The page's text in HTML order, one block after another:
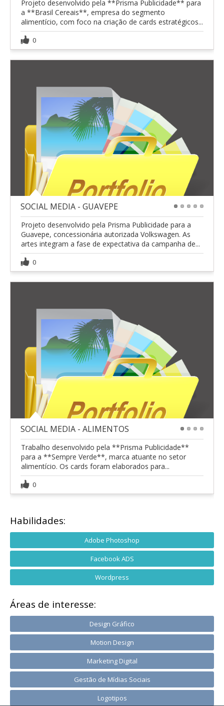
Projeto desenvolvido pela **Prisma Publicidade** para
a **Brasil Cereais**, empresa do segmento
alimentício, com foco na criação de cards estratégicos...
0
SOCIAL MEDIA - GUAVEPE
Projeto desenvolvido pela Prisma Publicidade para a
Guavepe, concessionária autorizada Volkswagen. As
artes integram a fase de expectativa da campanha de...
0
SOCIAL MEDIA - ALIMENTOS
Trabalho desenvolvido pela **Prisma Publicidade**
para a **Sempre Verde**, marca atuante no setor
alimentício. Os cards foram elaborados para...
0
Habilidades:
Adobe Photoshop
Facebook ADS
Wordpress
Áreas de interesse:
Design Gráfico
Motion Design
Marketing Digital
Gestão de Mídias Sociais
Logotipos